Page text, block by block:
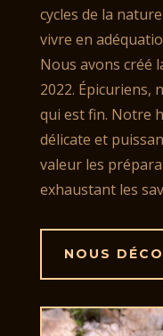
cycles de la
vivre en
Nous avons créé
2022. Épicuriens,
qui est fin. Notre
délicate et
valeur les
exhaustant les
NOUS